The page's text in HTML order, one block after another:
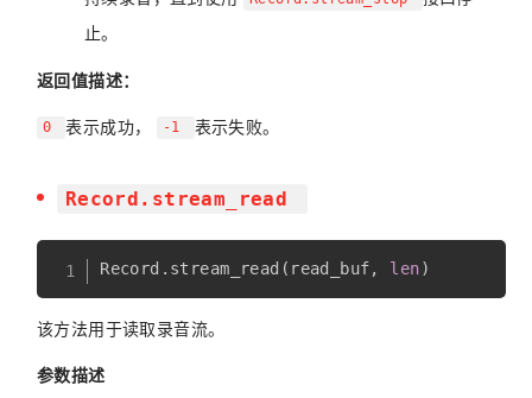
止。
返回值描述：
0 表示成功， -1 表示失败。
Record.stream_read
Record . stream_read ( read_buf, len)
该方法用于读取录音流。
参数描述